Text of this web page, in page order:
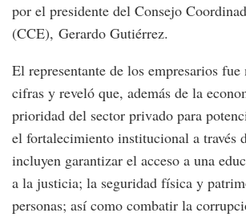
por el presidente del Consejo
(CCE), Gerardo Gutiérrez.
El representante de los empresarios fue
cifras y reveló que, además de la
prioridad del sector privado para
el fortalecimiento institucional a través
incluyen garantizar el acceso a una
a la justicia; la seguridad física y
personas; así como combatir la